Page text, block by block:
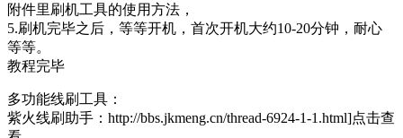
附件里刷机工具的使用方法，
5.刷机完毕之后，等等开机，首次开机大约10-20分钟，耐心
等等。
教程完毕
多功能线刷工具：
紫火线刷助手：http://bbs.jkmeng.cn/thread-6924-1-1.html]点击查